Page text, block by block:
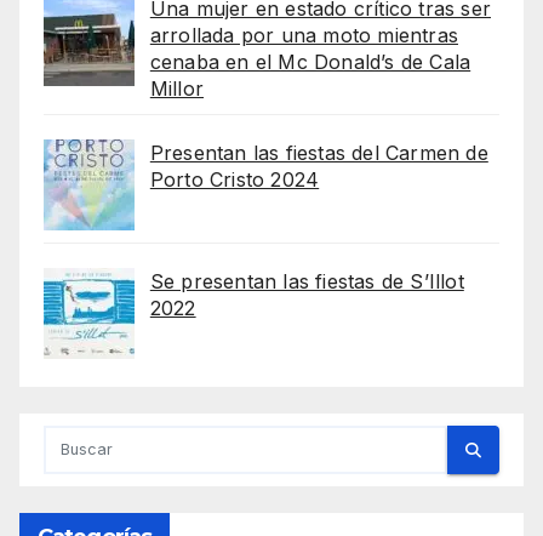
Una mujer en estado crítico tras ser
arrollada por una moto mientras
cenaba en el Mc Donald’s de Cala
Millor
Presentan las fiestas del Carmen de
Porto Cristo 2024
Se presentan las fiestas de S’Illot
2022